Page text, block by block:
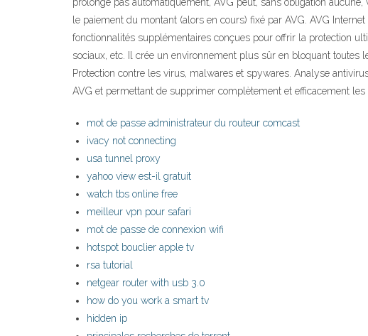
le paiement du montant (alors en cours) fixé par AVG. AVG
fonctionnalités supplémentaires conçues pour offrir la protection
sociaux, etc. Il crée un environnement plus sûr en bloquant
Protection contre les virus, malwares et spywares. Analyse
AVG et permettant de supprimer complètement et efficacement
mot de passe administrateur du routeur comcast
ivacy not connecting
usa tunnel proxy
yahoo view est-il gratuit
watch tbs online free
meilleur vpn pour safari
mot de passe de connexion wifi
hotspot bouclier apple tv
rsa tutorial
netgear router with usb 3.0
how do you work a smart tv
hidden ip